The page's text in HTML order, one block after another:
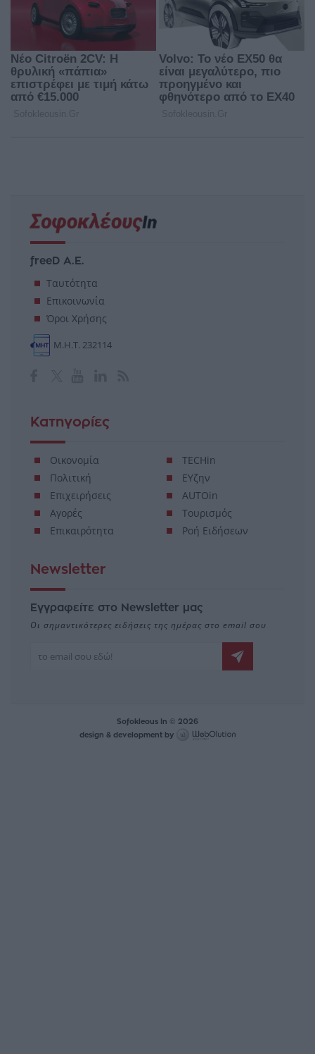
freeD Α.Ε.
Ταυτότητα
Επικοινωνία
Όροι Χρήσης
Μ.Η.Τ. 232114
Κατηγορίες
Οικονομία
Πολιτική
Επιχειρήσεις
Αγορές
Επικαιρότητα
TECHin
ΕΥζην
AUTOin
Τουρισμός
Ροή Ειδήσεων
Newsletter
Εγγραφείτε στο Newsletter μας
Οι σημαντικότερες ειδήσεις της ημέρας στο email σου
Sofokleous In © 2026
design & development by